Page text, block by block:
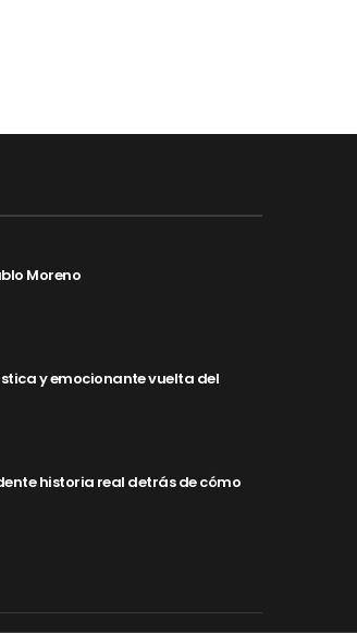
Moreno
y emocionante vuelta del
historia real detrás de cómo